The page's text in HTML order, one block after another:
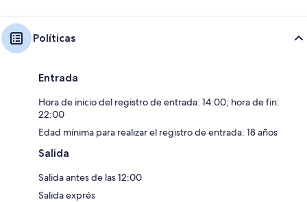
Políticas
Entrada
Hora de inicio del registro de entrada: 14:00; hora de fin:
22:00
Edad mínima para realizar el registro de entrada: 18 años
Salida
Salida antes de las 12:00
Salida exprés